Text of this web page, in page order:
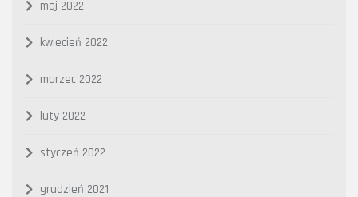
maj 2022
kwiecień 2022
marzec 2022
luty 2022
styczeń 2022
grudzień 2021